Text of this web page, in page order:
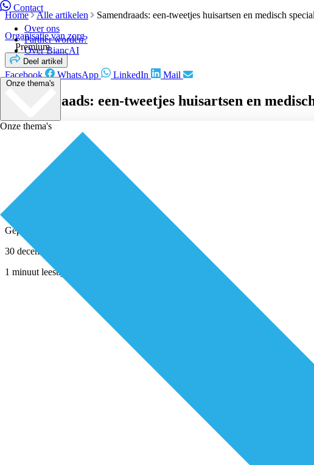
Contact
Over ons
Partner worden?
Over BiancAI
Onze thema's
Onze thema's
Home Alle artikelen
Samendraads: een-tweetjes huisartsen en medisch
Organisatie van zorg
Premium
Deel artikel
Facebook WhatsApp LinkedIn Mail
Samendraads: een-tweetjes huisartsen en
Geplaatst door
30 december 2020
1 minuut leestijd